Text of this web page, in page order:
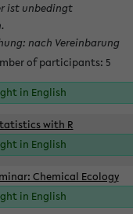
ist unbedingt
nach Vereinbarung
of participants: 5
in English
with R
in English
Chemical Ecology
in English